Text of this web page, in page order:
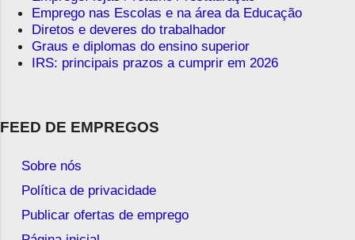
Emprego nas Escolas e na área da Educação
Diretos e deveres do trabalhador
Graus e diplomas do ensino superior
IRS: principais prazos a cumprir em 2026
FEED DE EMPREGOS
Sobre nós
Política de privacidade
Publicar ofertas de emprego